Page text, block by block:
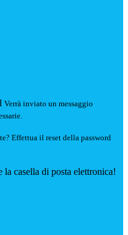
Verrà inviato un messaggio
Effettua il reset della password
casella di posta elettronica!